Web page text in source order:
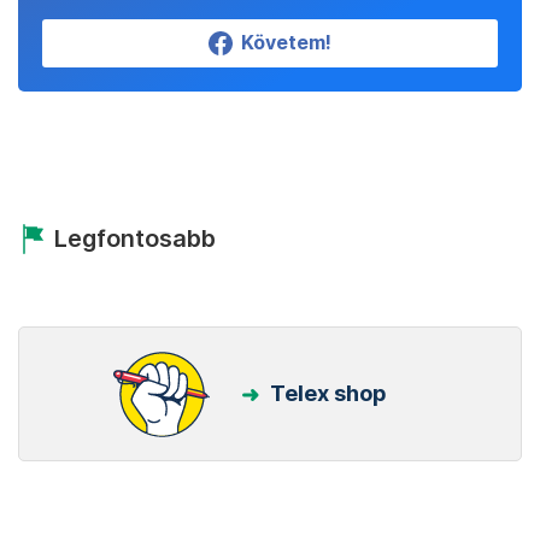
Követem!
Legfontosabb
Telex shop